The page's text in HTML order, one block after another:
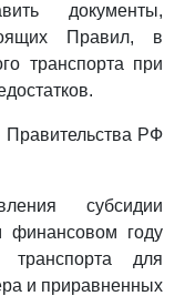
документы,
Правил, в
транспорта при
Правительства РФ
субсидии
финансовом году
транспорта для
и приравненных